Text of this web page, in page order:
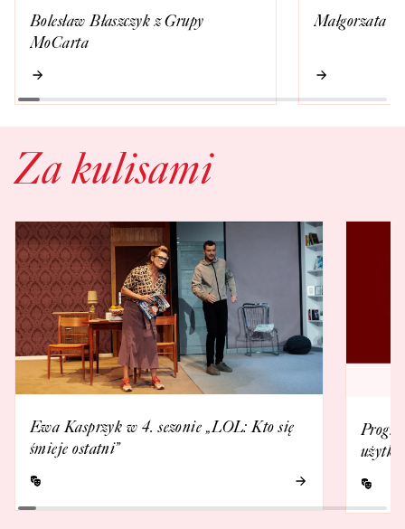
Bolesław Błaszczyk z Grupy
MoCarta
Małgorzata
Za kulisami
Ewa Kasprzyk w 4. sezonie „LOL: Kto się
śmieje ostatni”